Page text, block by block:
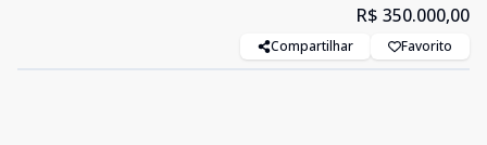
R$ 350.000,00
Compartilhar Favorito